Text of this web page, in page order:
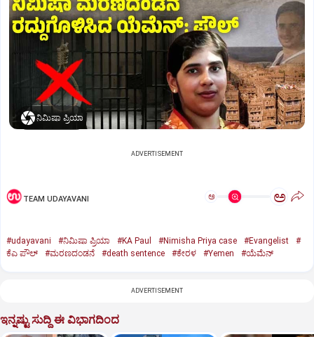
ನಿಮಿಷಾ ಪ್ರಿಯಾ
ADVERTISEMENT
TEAM UDAYAVANI ಅ ಅ
#udayavani #ನಿಮಿಷಾ ಪ್ರಿಯಾ #KA Paul #Nimisha Priya case #Evangelist
#
ಕೆಎ ಪೌಲ್
#ಮರಣದಂಡನೆ #death sentence #ಕೇರಳ #Yemen #ಯೆಮೆನ್‌
ADVERTISEMENT
ಇನ್ನಷ್ಟು ಸುದ್ದಿ ಈ ವಿಭಾಗದಿಂದ